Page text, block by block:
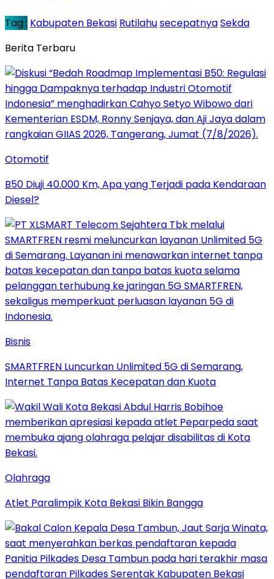
Tag : Kabupaten Bekasi RutilahusecepatnyaSekda
Berita Terbaru
Otomotif
B50 Diuji 40.000 Km, Apa yang Terjadi pada Kendaraan
Diesel?
Bisnis
SMARTFREN Luncurkan Unlimited 5G di Semarang,
Internet Tanpa Batas Kecepatan dan Kuota
Olahraga
Atlet Paralimpik Kota Bekasi Bikin Bangga